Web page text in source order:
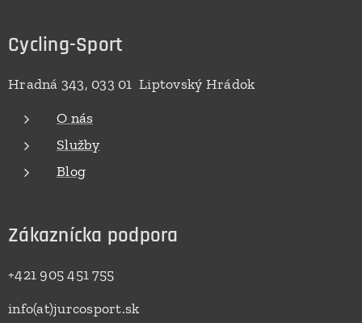
Cycling-Sport
Hradná 343, 033 01 Liptovský Hrádok
O nás
Služby
Blog
Zákaznícka podpora
+421 905 451 755
info(at)jurcosport.sk